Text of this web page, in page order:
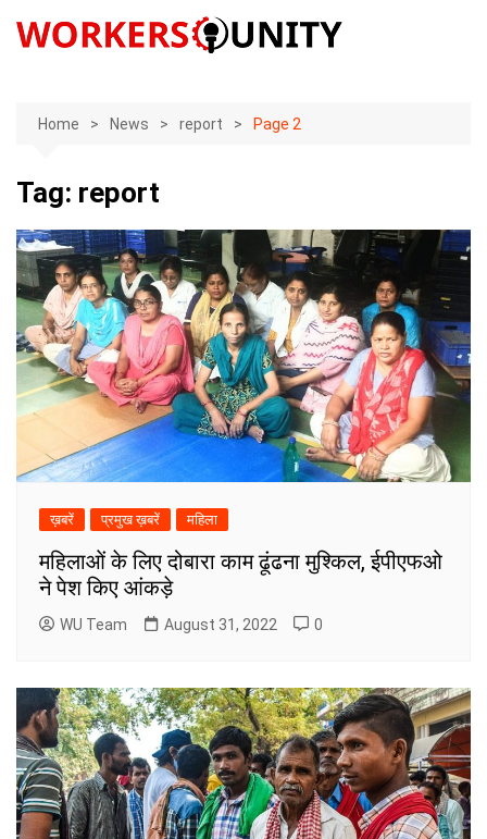
Home News report Page 2
Tag: report
ख़बरें प्रमुख ख़बरें महिला
महिलाओं के लिए दोबारा काम ढूंढना मुश्किल, ईपीएफओ
ने पेश किए आंकड़े
WU Team August 31, 2022 0